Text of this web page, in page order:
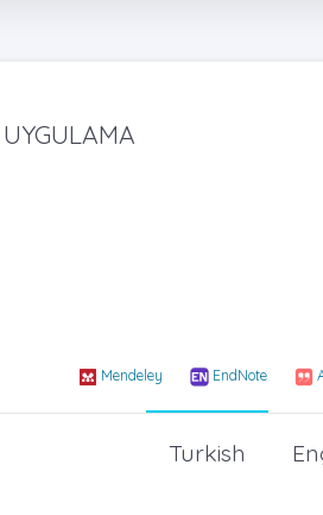
Mendeley EndNote
Turkish